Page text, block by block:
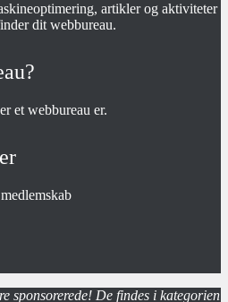
artikler og aktiviteter
dit webbureau.
et webbureau er.
sponsorerede! De findes i kategorien